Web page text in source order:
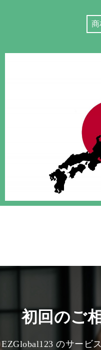
初回のご
EZGlobal123 のサービ